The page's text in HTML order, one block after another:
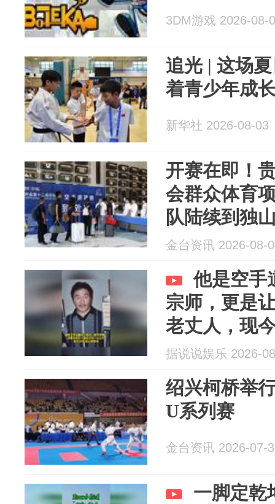
3DM游戏 2026-08-
追光 | 这场
着青少年成
新华社 2026-08-03
开赛在即！
会群众体育
队陆续到独
金台资讯 2026-08-
他是空手
宗师，更是
老丈人，现
吗？
据说说娱乐 2026-
绍兴柯桥举
U系列赛
金台资讯 2026-07-
一脚定乾